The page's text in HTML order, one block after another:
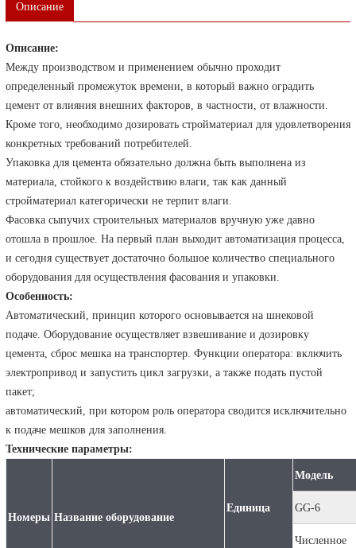
Описание
Описание:
Между производством и применением обычно проходит
определенный промежуток времени, в который важно оградить
цемент от влияния внешних факторов, в частности, от влажности.
Кроме того, необходимо дозировать стройматериал для удовлетворения
конкретных требований потребителей.
Упаковка для цемента обязательно должна быть выполнена из
материала, стойкого к воздействию влаги, так как данный
стройматериал категорически не терпит влаги.
Фасовка сыпучих строительных материалов вручную уже давно
отошла в прошлое. На первый план выходит автоматизация процесса,
и сегодня существует достаточно большое количество специального
оборудования для осуществления фасования и упаковки.
Особенность:
Автоматический, принцип которого основывается на шнековой
подаче. Оборудование осуществляет взвешивание и дозировку
цемента, сброс мешка на транспортер. Функции оператора: включить
электропривод и запустить цикл загрузки, а также подать пустой
пакет;
автоматический, при котором роль оператора сводится исключительно
к подаче мешков для заполнения.
Технические параметры:
Номеры Название оборудование
Единица
Модель
GG-6
Численное